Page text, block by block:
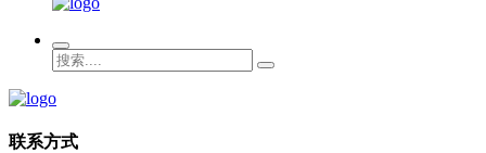
联系方式